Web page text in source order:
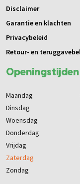
Openingstijden
Maandag
Dinsdag
Woensdag
Donderdag
Vrijdag
Zaterdag
Zondag
Disclaimer
Garantie en klachten
Privacybeleid
Retour- en